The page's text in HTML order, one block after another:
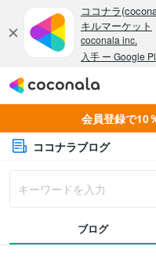
会員登録で10
ココナラブログ
ブログ